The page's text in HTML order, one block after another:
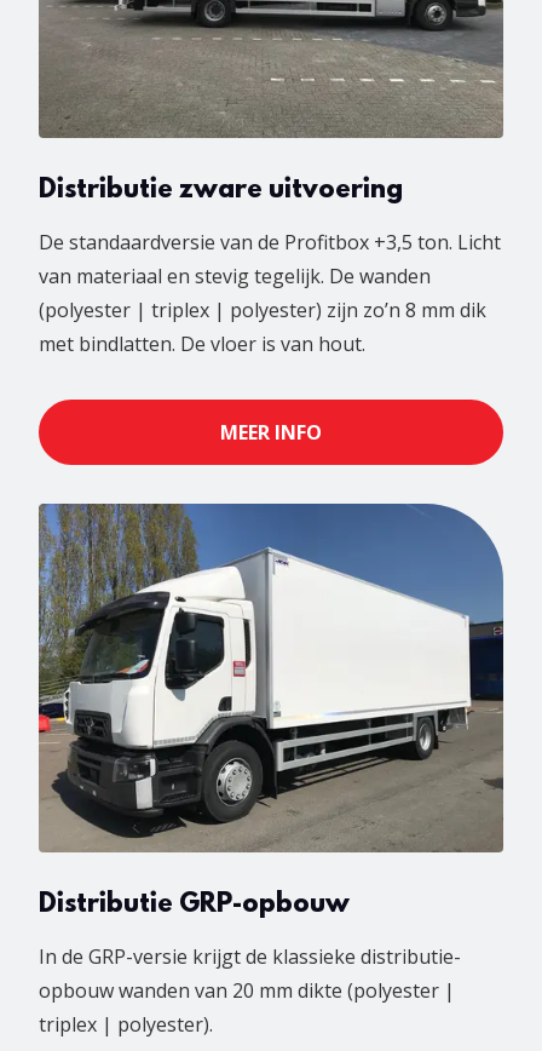
Distributie zware uitvoering
De standaardversie van de Profitbox +3,5 ton. Licht
van materiaal en stevig tegelijk. De wanden
(polyester | triplex | polyester) zijn zo’n 8 mm dik
met bindlatten. De vloer is van hout.
MEER INFO
Distributie GRP-opbouw
In de GRP-versie krijgt de klassieke distributie-
opbouw wanden van 20 mm dikte (polyester |
triplex | polyester).